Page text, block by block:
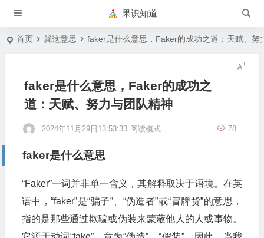
果识知道
首页 就这意思 faker是什么意思，Faker的成功之道：天赋、努
faker是什么意思，Faker的成功之
道：天赋、努力与团队精神
2024年11月29日13:53:33 78
阅读模式
faker是什么意思
“Faker”一词并非单一含义，其解释取决于语境。在英
语中，“faker”是“骗子”、“伪造者”或“冒牌货”的意思，
指的是那些通过欺骗或伪装来蒙蔽他人的人或事物。